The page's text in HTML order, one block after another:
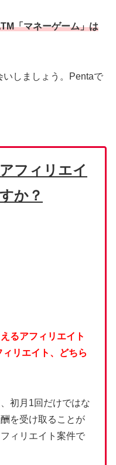
「マネーゲーム」は
しましょう。Pentaで
フィリエイ
か？
るアフィリエイト
リエイト、どちら
初月1回だけではな
を受け取ることが
ィリエイト案件で